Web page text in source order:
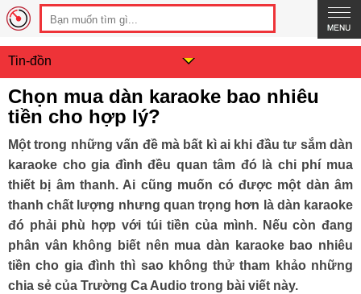
Tin-đồn
Chọn mua dàn karaoke bao nhiêu
tiền cho hợp lý?
Một trong những vấn đề mà bất kì ai khi đầu tư sắm dàn
karaoke cho gia đình đều quan tâm đó là chi phí mua
thiết bị âm thanh. Ai cũng muốn có được một dàn âm
thanh chất lượng nhưng quan trọng hơn là dàn karaoke
đó phải phù hợp với túi tiền của mình. Nếu còn đang
phân vân không biết nên mua dàn karaoke bao nhiêu
tiền cho gia đình thì sao không thử tham khảo những
chia sẻ của Trường Ca Audio trong bài viết này.